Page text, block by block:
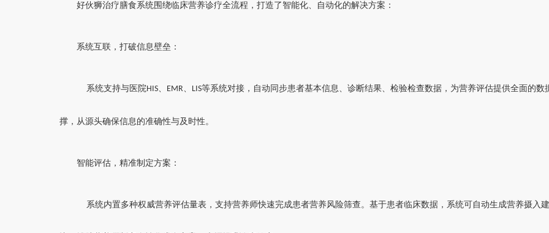
好伙狮治疗膳食系统围绕临床营养诊疗全流程，打造了智能化、自动化的解决方案：
系统互联，打破信息壁垒：
系统支持与医院HIS、 EMR、 LIS等系统对接，自动同步患者基本信息、诊断结果、检验检查数据，为营养评估提供全面的数
撑，从源头确保信息的准确性与及时性。
智能评估，精准制定方案：
系统内置多种权威营养评估量表，支持营养师快速完成患者营养风险筛查。基于患者临床数据，系统可自动生成营养摄入建